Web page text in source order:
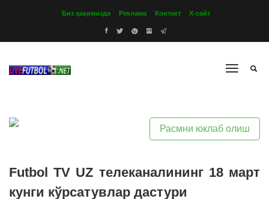
Биз ҳақимизда Реклама Контакт Х-сайт
Расмни юклаб олиш
Futbol TV UZ телеканалининг 18 март
кунги кўрсатувлар дастури